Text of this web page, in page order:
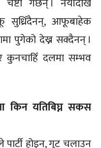
सुध्रिँदैनन्, आफूबाहेक
पुगेको देख्न सक्दैनन् ।
कुनचाहिँ दलमा सम्भव
किन यतिबिघ्न सकस
होइन, गुट चलाउन